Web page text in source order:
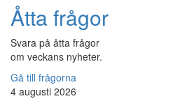
Åtta frågor
Svara på åtta frågor
om veckans nyheter.
Gå till frågorna
4 augusti 2026